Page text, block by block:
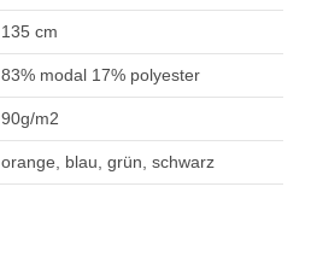
135 cm
83% modal 17% polyester
90g/m2
orange, blau, grün, schwarz